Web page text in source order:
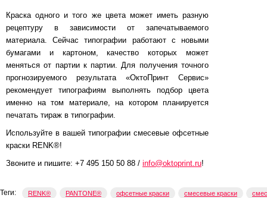
Краска одного и того же цвета может иметь разную
рецептуру в зависимости от запечатываемого
материала. Сейчас типографии работают с новыми
бумагами и картоном, качество которых может
меняться от партии к партии. Для получения точного
прогнозируемого результата «ОктоПринт Сервис»
рекомендует типографиям выполнять подбор цвета
именно на том материале, на котором планируется
печатать тираж в типографии.
Используйте в вашей типографии смесевые офсетные
краски RENK®!
Звоните и пишите: +7 495 150 50 88 / info@oktoprint.ru!
Теги: RENK® PANTONE® офсетные краски смесевые краски